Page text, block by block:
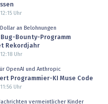
Uhr
an Belohnungen
Bounty-Programm
Rekordjahr
Uhr
OpenAI und Anthropic
Programmier-KI Muse Code
Uhr
vermeintlicher Kinder